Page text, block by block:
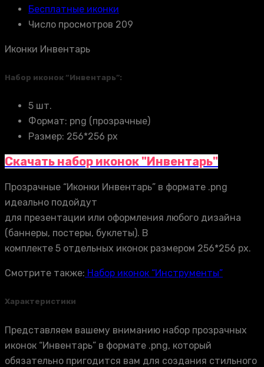
Бесплатные иконки
Число просмотров 209
Иконки Инвентарь
Набор иконок “Инвентарь”:
5 шт.
Формат: png (прозрачные)
Размер: 256*256 px
Скачать набор иконок "Инвентарь"
Прозрачные “Иконки Инвентарь” в формате .png
идеально подойдут
для презентации или оформления любого дизайна
(баннеры, постеры, буклеты). В
комплекте 5 отдельных иконок размером 256*256 px.
Смотрите также: Набор иконок “Инструменты”
Характеристики
Представляем вашему вниманию набор прозрачных
иконок “Инвентарь” в формате .png, который
обязательно пригодится вам для создания стильного